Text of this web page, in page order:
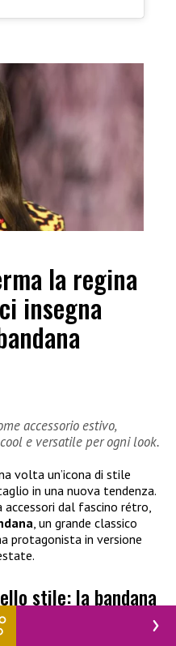
la regina
insegna
accessorio estivo,
e versatile per ogni look.
volta un’icona di stile
in una nuova tendenza.
dal fascino rétro,
, un grande classico
protagonista in versione
stile: la bandana
2026